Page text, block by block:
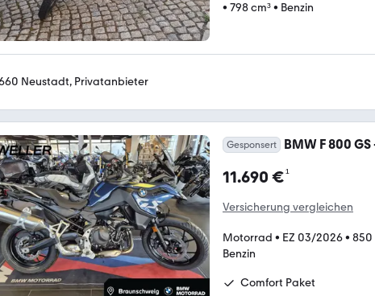
• 798 cm³• Benzin
Neustadt, Privatanbieter
Gesponsert BMW F 800
11.690 €¹
Versicherung vergleichen
Motorrad • EZ 03/2026• 850
Benzin
Comfort Paket